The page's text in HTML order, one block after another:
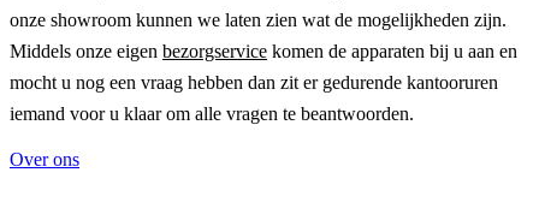
onze showroom kunnen we laten zien wat de mogelijkheden zijn.
Middels onze eigen bezorgservice komen de apparaten bij u aan en
mocht u nog een vraag hebben dan zit er gedurende kantooruren
iemand voor u klaar om alle vragen te beantwoorden.
Over ons